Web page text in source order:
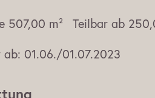
507,00 m² Teilbar ab
ab: 01.06./01.07.2023